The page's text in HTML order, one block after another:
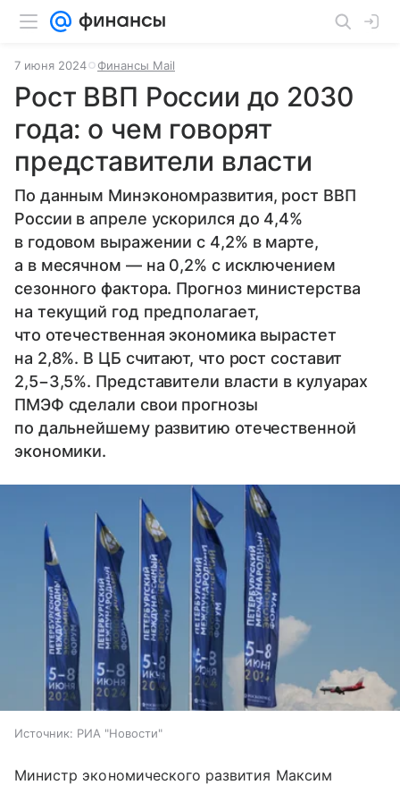
7 июня 2024 Финансы Mail
Рост ВВП России до 2030
года: о чем говорят
представители власти
По данным Минэкономразвития, рост ВВП
России в апреле ускорился до 4,4%
в годовом выражении с 4,2% в марте,
а в месячном — на 0,2% с исключением
сезонного фактора. Прогноз министерства
на текущий год предполагает,
что отечественная экономика вырастет
на 2,8%. В ЦБ считают, что рост составит
2,5−3,5%. Представители власти в кулуарах
ПМЭФ сделали свои прогнозы
по дальнейшему развитию отечественной
экономики.
Источник: РИА "Новости"
Министр экономического развития Максим